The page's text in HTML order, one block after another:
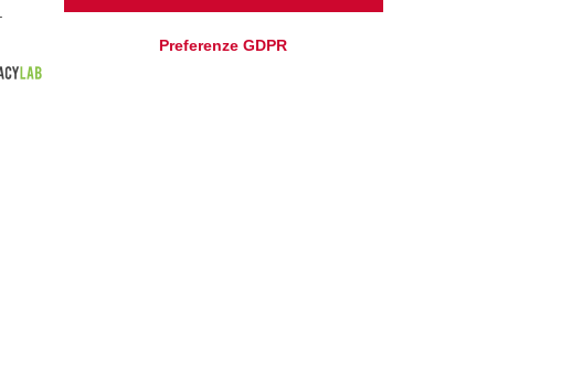
Preferenze GDPR